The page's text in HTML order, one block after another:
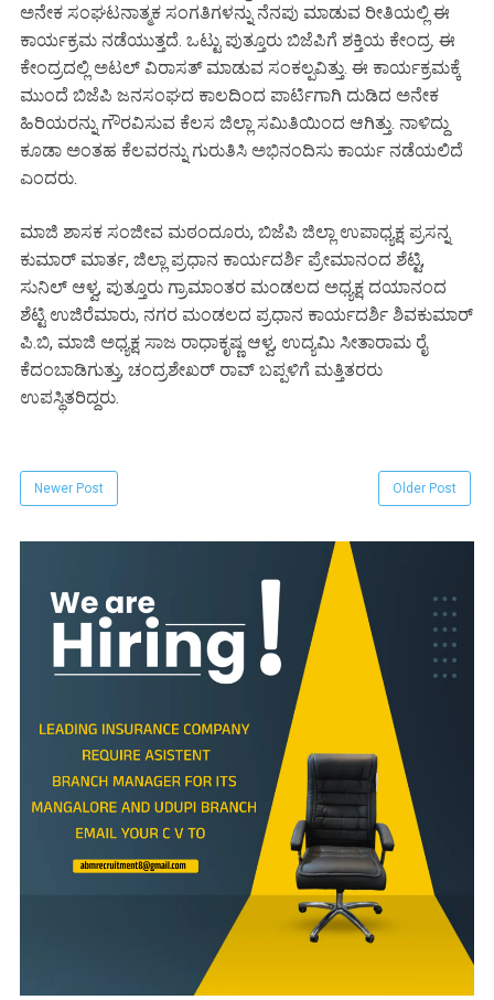
ಅನೇಕ ಸಂಘಟನಾತ್ಮಕ ಸಂಗತಿಗಳನ್ನು ನೆನಪು ಮಾಡುವ ರೀತಿಯಲ್ಲಿ ಈ
ಕಾರ್ಯಕ್ರಮ ನಡೆಯುತ್ತದೆ. ಒಟ್ಟು ಪುತ್ತೂರು ಬಿಜೆಪಿಗೆ ಶಕ್ತಿಯ ಕೇಂದ್ರ. ಈ
ಕೇಂದ್ರದಲ್ಲಿ ಅಟಲ್ ವಿರಾಸತ್ ಮಾಡುವ ಸಂಕಲ್ಪವಿತ್ತು. ಈ ಕಾರ್ಯಕ್ರಮಕ್ಕೆ
ಮುಂದೆ ಬಿಜೆಪಿ ಜನಸಂಘದ ಕಾಲದಿಂದ ಪಾರ್ಟಿಗಾಗಿ ದುಡಿದ ಅನೇಕ
ಹಿರಿಯರನ್ನು ಗೌರವಿಸುವ ಕೆಲಸ ಜಿಲ್ಲಾ ಸಮಿತಿಯಿಂದ ಆಗಿತ್ತು. ನಾಳಿದ್ದು
ಕೂಡಾ ಅಂತಹ ಕೆಲವರನ್ನು ಗುರುತಿಸಿ ಅಭಿನಂದಿಸು ಕಾರ್ಯ ನಡೆಯಲಿದೆ
ಎಂದರು.
ಮಾಜಿ ಶಾಸಕ ಸಂಜೀವ ಮಠಂದೂರು, ಬಿಜೆಪಿ ಜಿಲ್ಲಾ ಉಪಾಧ್ಯಕ್ಷ ಪ್ರಸನ್ನ
ಕುಮಾ‌ರ್ ಮಾರ್ತ, ಜಿಲ್ಲಾ ಪ್ರಧಾನ ಕಾರ್ಯದರ್ಶಿ ಪ್ರೇಮಾನಂದ ಶೆಟ್ಟಿ,
ಸುನಿಲ್ ಆಳ್ವ, ಪುತ್ತೂರು ಗ್ರಾಮಾಂತರ ಮಂಡಲದ ಅಧ್ಯಕ್ಷ ದಯಾನಂದ
ಶೆಟ್ಟಿ ಉಜಿರೆಮಾರು, ನಗರ ಮಂಡಲದ ಪ್ರಧಾನ ಕಾರ್ಯದರ್ಶಿ ಶಿವಕುಮಾರ್
ಪಿ.ಬಿ, ಮಾಜಿ ಅಧ್ಯಕ್ಷ ಸಾಜ ರಾಧಾಕೃಷ್ಣ ಆಳ್ವ, ಉದ್ಯಮಿ ಸೀತಾರಾಮ ರೈ
ಕೆದಂಬಾಡಿಗುತ್ತು, ಚಂದ್ರಶೇಖರ್ ರಾವ್ ಬಪ್ಪಳಿಗೆ ಮತ್ತಿತರರು
ಉಪಸ್ಥಿತರಿದ್ದರು.
Newer Post Older Post